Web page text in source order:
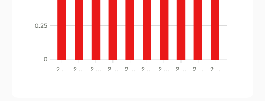
0
0.25
2 ... 2 ... 2 ... 2 ... 2 ... 2 ... 2 ... 2 ... 2 ... 2 ...